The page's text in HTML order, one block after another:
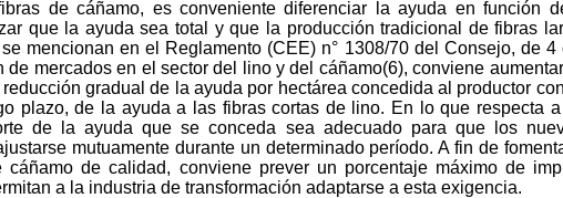
de cáñamo, es conveniente diferenciar la ayuda en función
que la ayuda sea total y que la producción tradicional de fibras
mencionan en el Reglamento (CEE) n° 1308/70 del Consejo, de
mercados en el sector del lino y del cáñamo(6), conviene
gradual de la ayuda por hectárea concedida al productor
plazo, de la ayuda a las fibras cortas de lino. En lo que respecta
de la ayuda que se conceda sea adecuado para que los
mutuamente durante un determinado período. A fin de
de calidad, conviene prever un porcentaje máximo de
a la industria de transformación adaptarse a esta exigencia.